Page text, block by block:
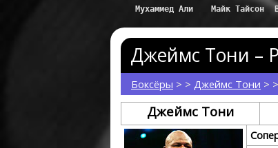
Джеймс Тони –
Боксёры > > Джеймс Тони > >
Джеймс Тони